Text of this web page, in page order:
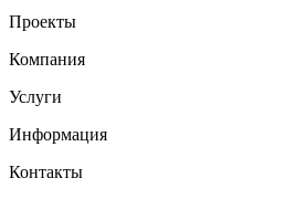
Проекты
Компания
Услуги
Информация
Контакты